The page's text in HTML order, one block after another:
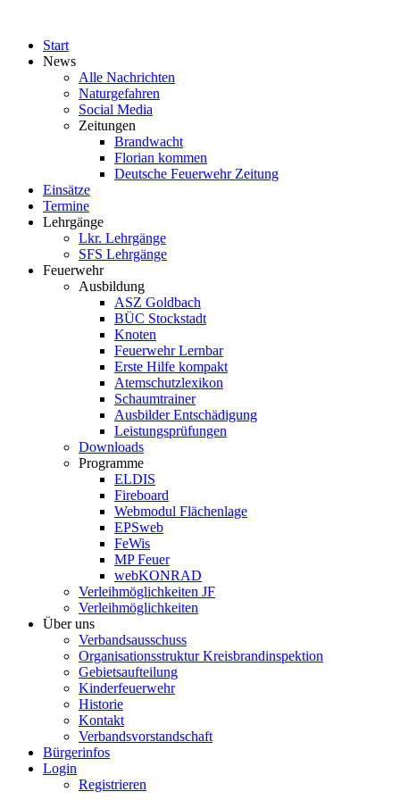
Start
News
Alle Nachrichten
Naturgefahren
Social Media
Zeitungen
Brandwacht
Florian kommen
Deutsche Feuerwehr Zeitung
Einsätze
Termine
Lehrgänge
Lkr. Lehrgänge
SFS Lehrgänge
Feuerwehr
Ausbildung
ASZ Goldbach
BÜC Stockstadt
Knoten
Feuerwehr Lernbar
Erste Hilfe kompakt
Atemschutzlexikon
Schaumtrainer
Ausbilder Entschädigung
Leistungsprüfungen
Downloads
Programme
ELDIS
Fireboard
Webmodul Flächenlage
EPSweb
FeWis
MP Feuer
webKONRAD
Verleihmöglichkeiten JF
Verleihmöglichkeiten
Über uns
Verbandsausschuss
Organisationsstruktur Kreisbrandinspektion
Gebietsaufteilung
Kinderfeuerwehr
Historie
Kontakt
Verbandsvorstandschaft
Bürgerinfos
Login
Registrieren